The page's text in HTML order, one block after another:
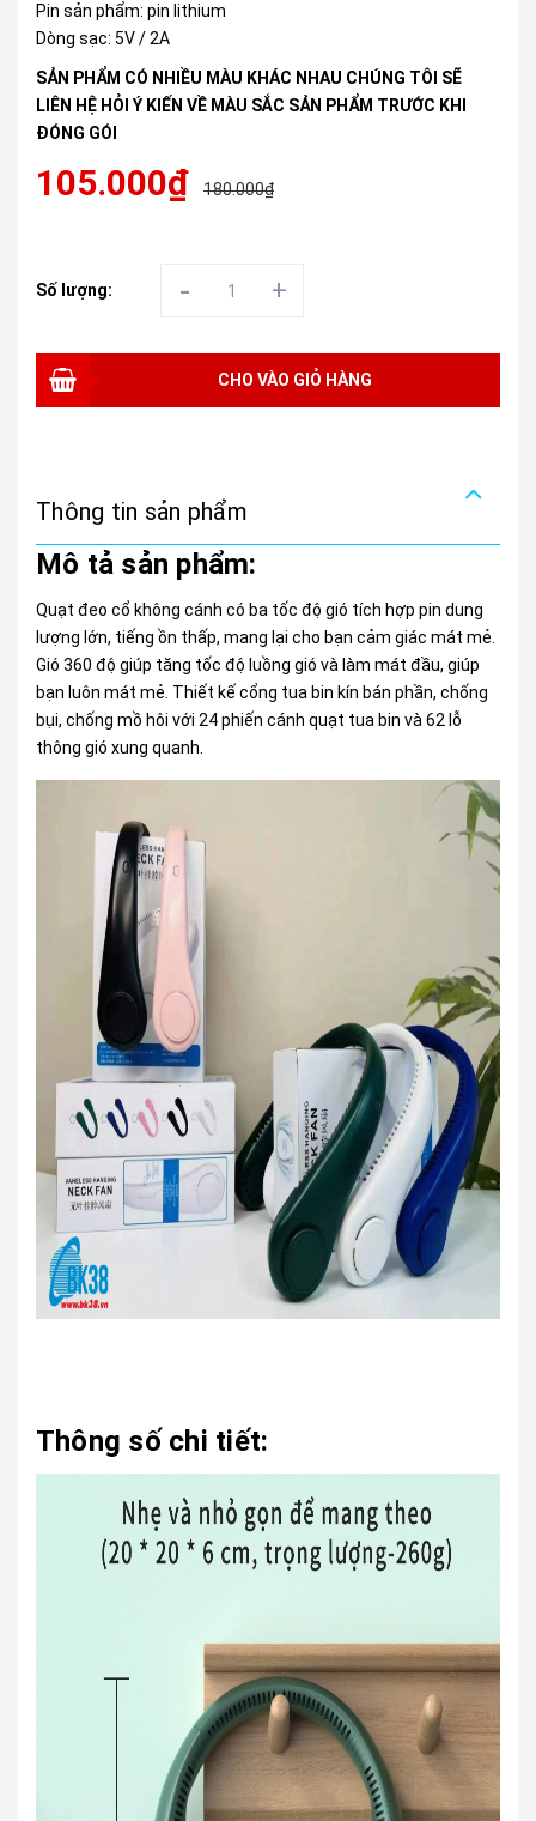
Pin sản phẩm: pin lithium
Dòng sạc: 5V / 2A
SẢN PHẨM CÓ NHIỀU MÀU KHÁC NHAU CHÚNG TÔI SẼ
LIÊN HỆ HỎI Ý KIẾN VỀ MÀU SẮC SẢN PHẨM TRƯỚC KHI
ĐÓNG GÓI
105.000₫ 180.000₫
Số lượng: - +
CHO VÀO GIỎ HÀNG
Thông tin sản phẩm
Mô tả sản phẩm:
Quạt đeo cổ không cánh có ba tốc độ gió tích hợp pin dung
lượng lớn, tiếng ồn thấp, mang lại cho bạn cảm giác mát mẻ.
Gió 360 độ giúp tăng tốc độ luồng gió và làm mát đầu, giúp
bạn luôn mát mẻ. Thiết kế cổng tua bin kín bán phần, chống
bụi, chống mồ hôi với 24 phiến cánh quạt tua bin và 62 lỗ
thông gió xung quanh.
Thông số chi tiết: